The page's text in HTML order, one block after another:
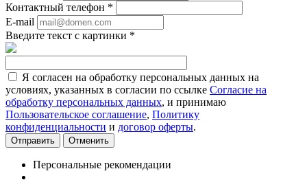
Контактный телефон *
E-mail
Введите текст с картинки *
Я согласен на обработку персональных данных на
условиях, указанных в согласии по ссылке Согласие на
обработку персональных данных, и принимаю
Пользовательское соглашение, Политику
конфиденциальности и договор оферты.
Отменить
Персональные рекомендации